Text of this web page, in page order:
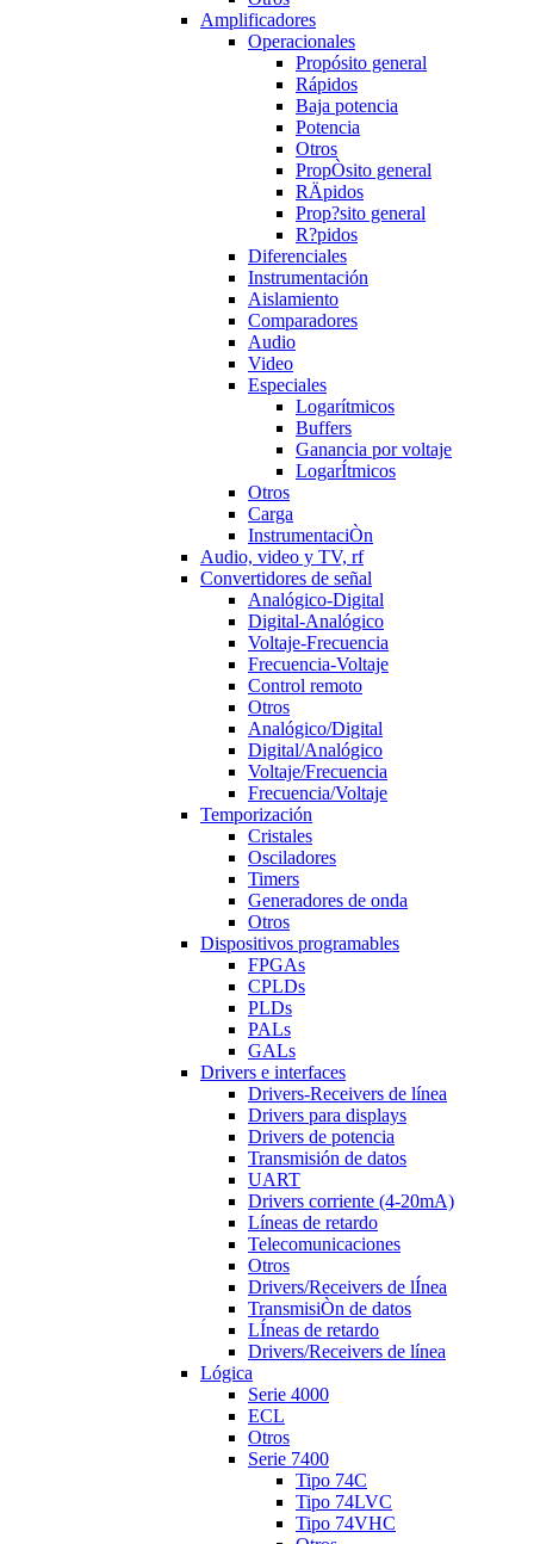
Amplificadores
Operacionales
Propósito general
Rápidos
Baja potencia
Potencia
Otros
PropÒsito general
RÄpidos
Prop?sito general
R?pidos
Diferenciales
Instrumentación
Aislamiento
Comparadores
Audio
Video
Especiales
Logarítmicos
Buffers
Ganancia por voltaje
LogarÍtmicos
Otros
Carga
InstrumentaciÒn
Audio, video y TV, rf
Convertidores de señal
Analógico-Digital
Digital-Analógico
Voltaje-Frecuencia
Frecuencia-Voltaje
Control remoto
Otros
Analógico/Digital
Digital/Analógico
Voltaje/Frecuencia
Frecuencia/Voltaje
Temporización
Cristales
Osciladores
Timers
Generadores de onda
Otros
Dispositivos programables
FPGAs
CPLDs
PLDs
PALs
GALs
Drivers e interfaces
Drivers-Receivers de línea
Drivers para displays
Drivers de potencia
Transmisión de datos
UART
Drivers corriente (4-20mA)
Líneas de retardo
Telecomunicaciones
Otros
Drivers/Receivers de lÍnea
TransmisiÒn de datos
LÍneas de retardo
Drivers/Receivers de línea
Lógica
Serie 4000
ECL
Otros
Serie 7400
Tipo 74C
Tipo 74LVC
Tipo 74VHC